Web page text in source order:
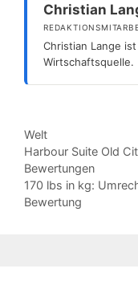
Christian
Christian Lange
Wirtschaftsquelle.
Kategorien
Welt
Harbour Suite Old
Bewertungen
170 lbs in kg:
Bewertung